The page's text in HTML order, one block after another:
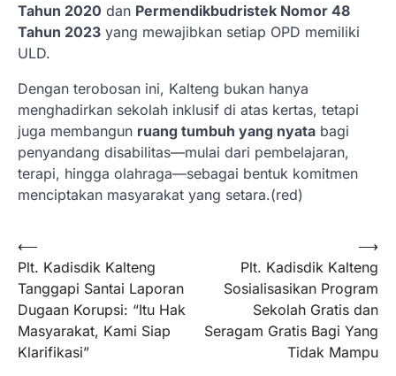
Tahun 2020 dan Permendikbudristek Nomor 48
Tahun 2023 yang mewajibkan setiap OPD memiliki
ULD.
Dengan terobosan ini, Kalteng bukan hanya
menghadirkan sekolah inklusif di atas kertas, tetapi
juga membangun ruang tumbuh yang nyata bagi
penyandang disabilitas—mulai dari pembelajaran,
terapi, hingga olahraga—sebagai bentuk komitmen
menciptakan masyarakat yang setara.(red)
Navigasi
pos
⟵
Plt. Kadisdik Kalteng
Tanggapi Santai Laporan
Dugaan Korupsi: “Itu Hak
Masyarakat, Kami Siap
Klarifikasi”
Plt. Kadisdik Kalteng
Sosialisasikan Program
Sekolah Gratis dan
Seragam Gratis Bagi Yang
Tidak Mampu
⟶